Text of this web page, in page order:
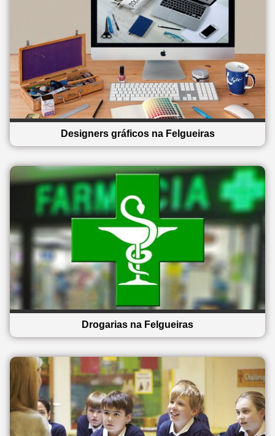
Designers gráficos na Felgueiras
Drogarias na Felgueiras